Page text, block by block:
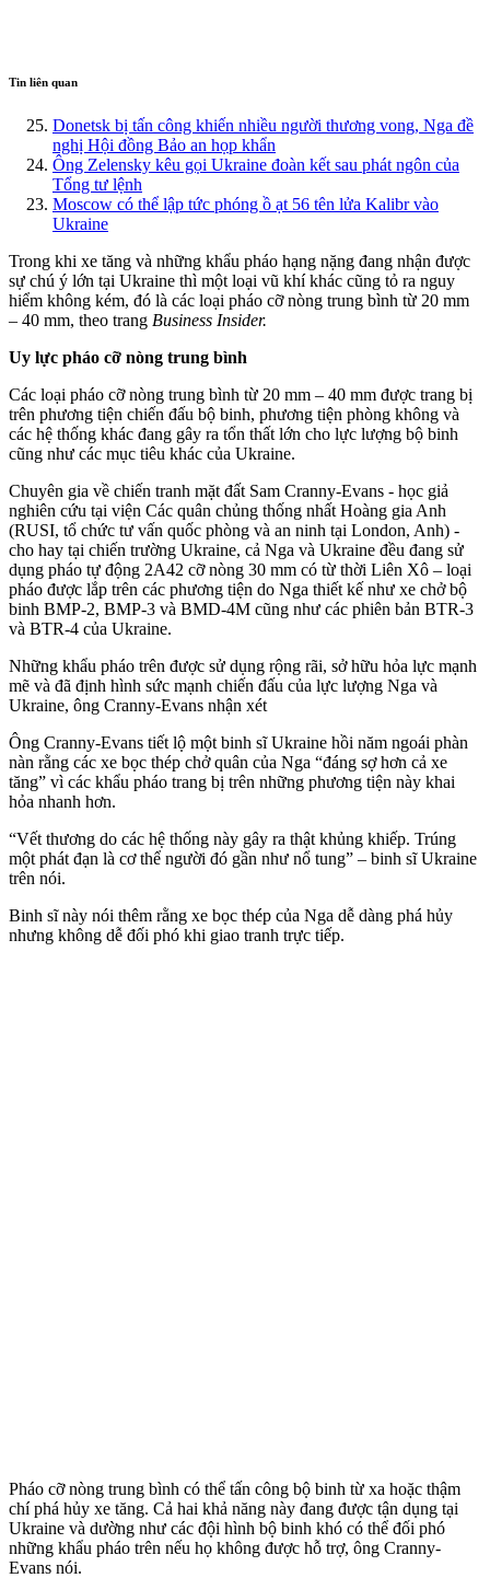
Tin liên quan
Donetsk bị tấn công khiến nhiều người thương vong, Nga đề
nghị Hội đồng Bảo an họp khẩn
Ông Zelensky kêu gọi Ukraine đoàn kết sau phát ngôn của
Tổng tư lệnh
Moscow có thể lập tức phóng ồ ạt 56 tên lửa Kalibr vào
Ukraine
Trong khi xe tăng và những khẩu pháo hạng nặng đang nhận được
sự chú ý lớn tại Ukraine thì một loại vũ khí khác cũng tỏ ra nguy
hiểm không kém, đó là các loại pháo cỡ nòng trung bình từ 20 mm
– 40 mm, theo trang Business Insider.
Uy lực pháo cỡ nòng trung bình
Các loại pháo cỡ nòng trung bình từ 20 mm – 40 mm được trang bị
trên phương tiện chiến đấu bộ binh, phương tiện phòng không và
các hệ thống khác đang gây ra tổn thất lớn cho lực lượng bộ binh
cũng như các mục tiêu khác của Ukraine.
Chuyên gia về chiến tranh mặt đất Sam Cranny-Evans - học giả
nghiên cứu tại viện Các quân chủng thống nhất Hoàng gia Anh
(RUSI, tổ chức tư vấn quốc phòng và an ninh tại London, Anh) -
cho hay tại chiến trường Ukraine, cả Nga và Ukraine đều đang sử
dụng pháo tự động 2A42 cỡ nòng 30 mm có từ thời Liên Xô – loại
pháo được lắp trên các phương tiện do Nga thiết kế như xe chở bộ
binh BMP-2, BMP-3 và BMD-4M cũng như các phiên bản BTR-3
và BTR-4 của Ukraine.
Những khẩu pháo trên được sử dụng rộng rãi, sở hữu hỏa lực mạnh
mẽ và đã định hình sức mạnh chiến đấu của lực lượng Nga và
Ukraine, ông Cranny-Evans nhận xét
Ông Cranny-Evans tiết lộ một binh sĩ Ukraine hồi năm ngoái phàn
nàn rằng các xe bọc thép chở quân của Nga “đáng sợ hơn cả xe
tăng” vì các khẩu pháo trang bị trên những phương tiện này khai
hỏa nhanh hơn.
“Vết thương do các hệ thống này gây ra thật khủng khiếp. Trúng
một phát đạn là c‌ơ th‌ể người đó gần như nổ tung” – binh sĩ Ukraine
trên nói.
Binh sĩ này nói thêm rằng xe bọc thép của Nga dễ dàng phá hủy
nhưng không dễ đối phó khi giao tranh trực tiếp.
Pháo cỡ nòng trung bình có thể tấn công bộ binh từ xa hoặc thậm
chí phá hủy xe tăng. Cả hai khả năng này đang được tận dụng tại
Ukraine và dường như các đội hình bộ binh khó có thể đối phó
những khẩu pháo trên nếu họ không được hỗ trợ, ông Cranny-
Evans nói.